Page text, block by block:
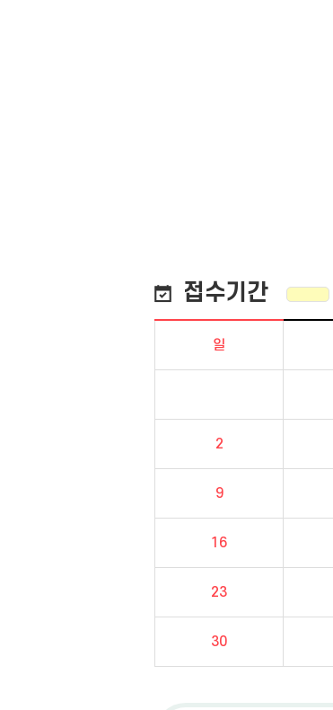
접수기간
일
2
9
16
23
30